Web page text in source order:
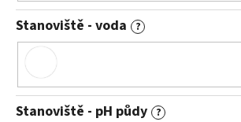
Stanoviště - voda ?
Stanoviště - pH půdy ?